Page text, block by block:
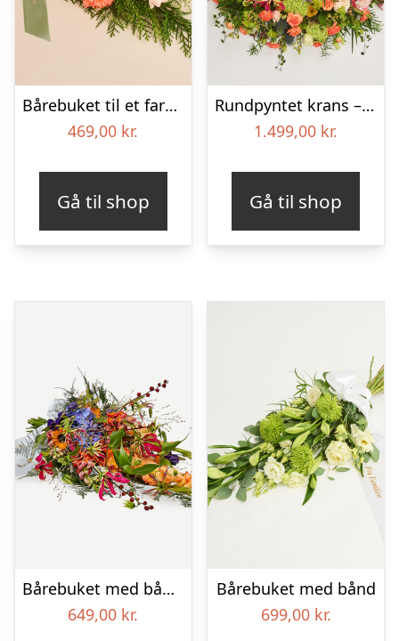
Bårebuket til et farverigt minde med bånd
469,00 kr.
Gå til shop
Rundpyntet krans – Et farverigt farvel
1.499,00 kr.
Gå til shop
Bårebuket med bånd – Et farverigt farvel
649,00 kr.
Bårebuket med bånd
699,00 kr.